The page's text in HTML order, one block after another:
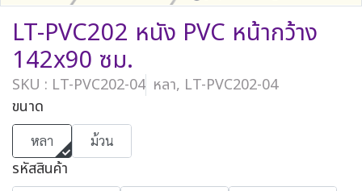
LT-PVC202 หนัง PVC หน้ากว้าง
142x90 ซม.
SKU : LT-PVC202-04 หลา, LT-PVC202-04
ขนาด
หลา ม้วน
รหัสสินค้า